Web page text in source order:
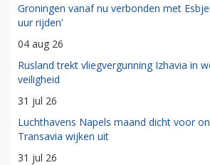
Groningen vanaf nu verbonden met
uur rijden'
04 aug 26
Rusland trekt vliegvergunning Izhavia in
veiligheid
31 jul 26
Luchthavens Napels maand dicht voor
Transavia wijken uit
31 jul 26